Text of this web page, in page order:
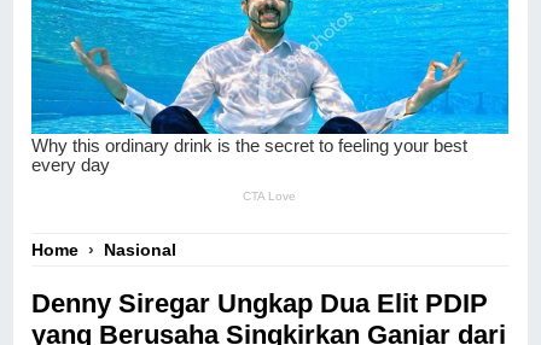
Home › Nasional
Denny Siregar Ungkap Dua Elit PDIP
yang Berusaha Singkirkan Ganjar dari